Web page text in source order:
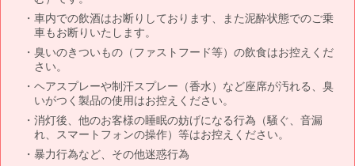
車内での飲酒はお断りしております、また泥酔状態でのご乗
車もお断りいたします。
臭いのきついもの（ファストフード等）の飲食はお控えくだ
さい。
ヘアスプレーや制汗スプレー（香水）など座席が汚れる、臭
いがつく製品の使用はお控えください。
消灯後、他のお客様の睡眠の妨げになる行為（騒ぐ、音漏
れ、スマートフォンの操作）等はお控えください。
暴力行為など、その他迷惑行為